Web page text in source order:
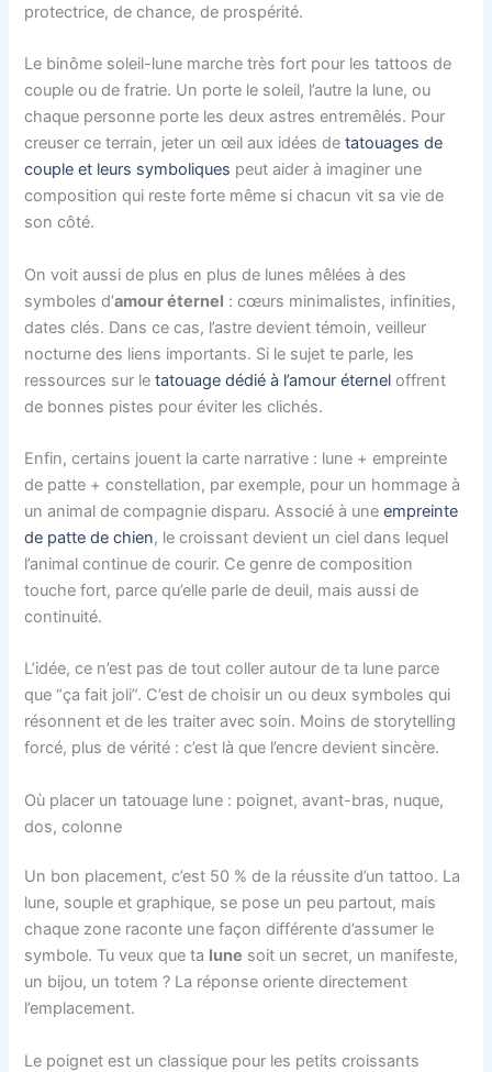
protectrice, de chance, de prospérité.
Le binôme soleil-lune marche très fort pour les tattoos de
couple ou de fratrie. Un porte le soleil, l’autre la lune, ou
chaque personne porte les deux astres entremêlés. Pour
creuser ce terrain, jeter un œil aux idées detatouages de
couple et leurs symboliques peut aider à imaginer une
composition qui reste forte même si chacun vit sa vie de
son côté.
On voit aussi de plus en plus de lunes mêlées à des
symboles d’amour éternel : cœurs minimalistes, infinities,
dates clés. Dans ce cas, l’astre devient témoin, veilleur
nocturne des liens importants. Si le sujet te parle, les
ressources sur letatouage dédié à l’amour éternel offrent
de bonnes pistes pour éviter les clichés.
Enfin, certains jouent la carte narrative : lune + empreinte
de patte + constellation, par exemple, pour un hommage à
un animal de compagnie disparu. Associé à uneempreinte
de patte de chien, le croissant devient un ciel dans lequel
l’animal continue de courir. Ce genre de composition
touche fort, parce qu’elle parle de deuil, mais aussi de
continuité.
L’idée, ce n’est pas de tout coller autour de ta lune parce
que “ça fait joli”. C’est de choisir un ou deux symboles qui
résonnent et de les traiter avec soin. Moins de storytelling
forcé, plus de vérité : c’est là que l’encre devient sincère.
Où placer un tatouage lune : poignet, avant-bras, nuque,
dos, colonne
Un bon placement, c’est 50 % de la réussite d’un tattoo. La
lune, souple et graphique, se pose un peu partout, mais
chaque zone raconte une façon différente d’assumer le
symbole. Tu veux que ta lune soit un secret, un manifeste,
un bijou, un totem ? La réponse oriente directement
l’emplacement.
Le poignet est un classique pour les petits croissants